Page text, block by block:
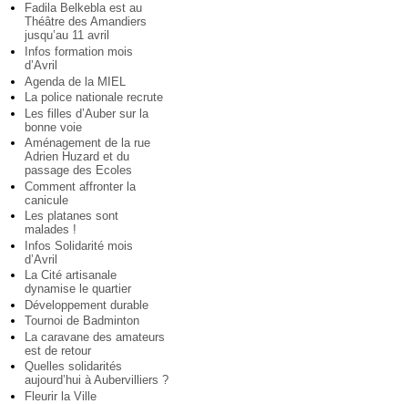
Fadila Belkebla est au
Théâtre des Amandiers
jusqu’au 11 avril
Infos formation mois
d’Avril
Agenda de la MIEL
La police nationale recrute
Les filles d’Auber sur la
bonne voie
Aménagement de la rue
Adrien Huzard et du
passage des Ecoles
Comment affronter la
canicule
Les platanes sont
malades !
Infos Solidarité mois
d’Avril
La Cité artisanale
dynamise le quartier
Développement durable
Tournoi de Badminton
La caravane des amateurs
est de retour
Quelles solidarités
aujourd’hui à Aubervilliers ?
Fleurir la Ville